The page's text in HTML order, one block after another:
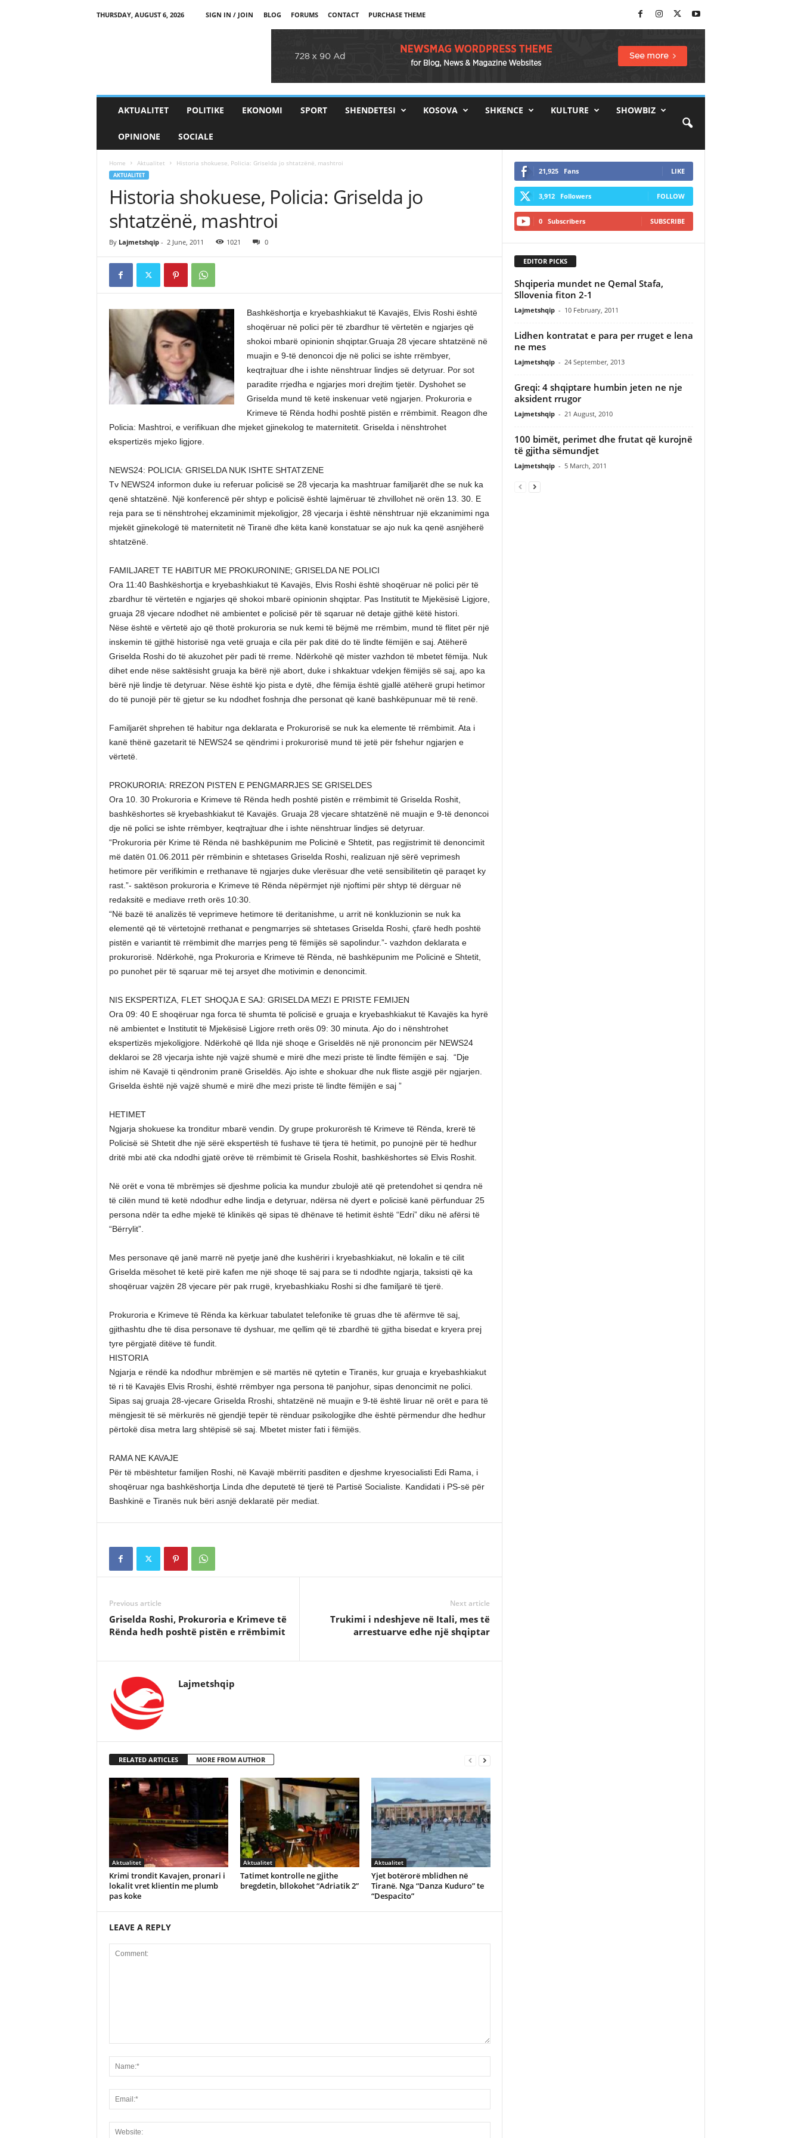
THURSDAY, AUGUST 6, 2026 SIGN IN / JOIN BLOG FORUMS CONTACT PURCHASE THEME
AKTUALITET POLITIKE EKONOMI SPORT SHENDETESI KOSOVA SHKENCE KULTURE SHOWBIZ
OPINIONE SOCIALE
Home Aktualitet Historia shokuese, Policia: Griselda jo shtatzënë, mashtroi
AKTUALITET
Historia shokuese, Policia: Griselda jo
shtatzënë, mashtroi
By Lajmetshqip- 2 June, 2011 1021 0
Bashkëshortja e kryebashkiakut të Kavajës, Elvis Roshi është
shoqëruar në polici për të zbardhur të vërtetën e ngjarjes që
shokoi mbarë opinionin shqiptar.Gruaja 28 vjecare shtatzënë në
muajin e 9-të denoncoi dje në polici se ishte rrëmbyer,
keqtrajtuar dhe i ishte nënshtruar lindjes së detyruar. Por sot
paradite rrjedha e ngjarjes mori drejtim tjetër. Dyshohet se
Griselda mund të ketë inskenuar vetë ngjarjen. Prokuroria e
Krimeve të Rënda hodhi poshtë pistën e rrëmbimit. Reagon dhe
Policia: Mashtroi, e verifikuan dhe mjeket gjinekolog te maternitetit. Griselda i nënshtrohet
ekspertizës mjeko ligjore.
NEWS24: POLICIA: GRISELDA NUK ISHTE SHTATZENE
Tv NEWS24 informon duke iu referuar policisë se 28 vjecarja ka mashtruar familjarët dhe se nuk ka
qenë shtatzënë. Një konferencë për shtyp e policisë është lajmëruar të zhvillohet në orën 13. 30. E
reja para se ti nënshtrohej ekzaminimit mjekoligjor, 28 vjecarja i është nënshtruar një ekzanimimi nga
mjekët gjinekologë të maternitetit në Tiranë dhe këta kanë konstatuar se ajo nuk ka qenë asnjëherë
shtatzënë.
FAMILJARET TE HABITUR ME PROKURONINE; GRISELDA NE POLICI
Ora 11:40 Bashkëshortja e kryebashkiakut të Kavajës, Elvis Roshi është shoqëruar në polici për të
zbardhur të vërtetën e ngjarjes që shokoi mbarë opinionin shqiptar. Pas Institutit te Mjekësisë Ligjore,
gruaja 28 vjecare ndodhet në ambientet e policisë për të sqaruar në detaje gjithë këtë histori.
Nëse është e vërtetë ajo që thotë prokuroria se nuk kemi të bëjmë me rrëmbim, mund të flitet për një
inskemin të gjithë historisë nga vetë gruaja e cila për pak ditë do të lindte fëmijën e saj. Atëherë
Griselda Roshi do të akuzohet për padi të rreme. Ndërkohë që mister vazhdon të mbetet fëmija. Nuk
dihet ende nëse saktësisht gruaja ka bërë një abort, duke i shkaktuar vdekjen fëmijës së saj, apo ka
bërë një lindje të detyruar. Nëse është kjo pista e dytë, dhe fëmija është gjallë atëherë grupi hetimor
do të punojë për të gjetur se ku ndodhet foshnja dhe personat që kanë bashkëpunuar më të renë.
Familjarët shprehen të habitur nga deklarata e Prokurorisë se nuk ka elemente të rrëmbimit. Ata i
kanë thënë gazetarit të NEWS24 se qëndrimi i prokurorisë mund të jetë për fshehur ngjarjen e
vërtetë.
PROKURORIA: RREZON PISTEN E PENGMARRJES SE GRISELDES
Ora 10. 30 Prokuroria e Krimeve të Rënda hedh poshtë pistën e rrëmbimit të Griselda Roshit,
bashkëshortes së kryebashkiakut të Kavajës. Gruaja 28 vjecare shtatzënë në muajin e 9-të denoncoi
dje në polici se ishte rrëmbyer, keqtrajtuar dhe i ishte nënshtruar lindjes së detyruar.
“Prokuroria për Krime të Rënda në bashkëpunim me Policinë e Shtetit, pas regjistrimit të denoncimit
më datën 01.06.2011 për rrëmbinin e shtetases Griselda Roshi, realizuan një sërë veprimesh
hetimore për verifikimin e rrethanave të ngjarjes duke vlerësuar dhe vetë sensibilitetin që paraqet ky
rast.”- saktëson prokuroria e Krimeve të Rënda nëpërmjet një njoftimi për shtyp të dërguar në
redaksitë e mediave rreth orës 10:30.
“Në bazë të analizës të veprimeve hetimore të deritanishme, u arrit në konkluzionin se nuk ka
elementë që të vërtetojnë rrethanat e pengmarrjes së shtetases Griselda Roshi, çfarë hedh poshtë
pistën e variantit të rrëmbimit dhe marrjes peng të fëmijës së sapolindur.”- vazhdon deklarata e
prokurorisë. Ndërkohë, nga Prokuroria e Krimeve të Rënda, në bashkëpunim me Policinë e Shtetit,
po punohet për të sqaruar më tej arsyet dhe motivimin e denoncimit.
NIS EKSPERTIZA, FLET SHOQJA E SAJ: GRISELDA MEZI E PRISTE FEMIJEN
Ora 09: 40 E shoqëruar nga forca të shumta të policisë e gruaja e kryebashkiakut të Kavajës ka hyrë
në ambientet e Institutit të Mjekësisë Ligjore rreth orës 09: 30 minuta. Ajo do i nënshtrohet
ekspertizës mjekoligjore. Ndërkohë që Ilda një shoqe e Griseldës në një prononcim për NEWS24
deklaroi se 28 vjecarja ishte një vajzë shumë e mirë dhe mezi priste të lindte fëmijën e saj. “Dje
ishim në Kavajë ti qëndronim pranë Griseldës. Ajo ishte e shokuar dhe nuk fliste asgjë për ngjarjen.
Griselda është një vajzë shumë e mirë dhe mezi priste të lindte fëmijën e saj ”
HETIMET
Ngjarja shokuese ka tronditur mbarë vendin. Dy grupe prokurorësh të Krimeve të Rënda, krerë të
Policisë së Shtetit dhe një sërë ekspertësh të fushave të tjera të hetimit, po punojnë për të hedhur
dritë mbi atë cka ndodhi gjatë orëve të rrëmbimit të Grisela Roshit, bashkëshortes së Elvis Roshit.
Në orët e vona të mbrëmjes së djeshme policia ka mundur zbulojë atë që pretendohet si qendra në
të cilën mund të ketë ndodhur edhe lindja e detyruar, ndërsa në dyert e policisë kanë përfunduar 25
persona ndër ta edhe mjekë të klinikës që sipas të dhënave të hetimit është “Edri” diku në afërsi të
“Bërrylit”.
Mes personave që janë marrë në pyetje janë dhe kushëriri i kryebashkiakut, në lokalin e të cilit
Griselda mësohet të ketë pirë kafen me një shoqe të saj para se ti ndodhte ngjarja, taksisti që ka
shoqëruar vajzën 28 vjecare për pak rrugë, kryebashkiaku Roshi si dhe familjarë të tjerë.
Prokuroria e Krimeve të Rënda ka kërkuar tabulatet telefonike të gruas dhe të afërmve të saj,
gjithashtu dhe të disa personave të dyshuar, me qellim që të zbardhë të gjitha bisedat e kryera prej
tyre përgjatë ditëve të fundit.
HISTORIA
Ngjarja e rëndë ka ndodhur mbrëmjen e së martës në qytetin e Tiranës, kur gruaja e kryebashkiakut
të ri të Kavajës Elvis Rroshi, është rrëmbyer nga persona të panjohur, sipas denoncimit ne polici.
Sipas saj gruaja 28-vjecare Griselda Rroshi, shtatzënë në muajin e 9-të është liruar në orët e para të
mëngjesit të së mërkurës në gjendjë tepër të rënduar psikologjike dhe është përmendur dhe hedhur
përtokë disa metra larg shtëpisë së saj. Mbetet mister fati i fëmijës.
RAMA NE KAVAJE
Për të mbështetur familjen Roshi, në Kavajë mbërriti pasditen e djeshme kryesocialisti Edi Rama, i
shoqëruar nga bashkëshortja Linda dhe deputetë të tjerë të Partisë Socialiste. Kandidati i PS-së për
Bashkinë e Tiranës nuk bëri asnjë deklaratë për mediat.
Previous article
Griselda Roshi, Prokuroria e Krimeve të
Rënda hedh poshtë pistën e rrëmbimit
Next article
Trukimi i ndeshjeve në Itali, mes të
arrestuarve edhe një shqiptar
Lajmetshqip
RELATED ARTICLES MORE FROM AUTHOR
Aktualitet
Krimi trondit Kavajen, pronari i
lokalit vret klientin me plumb
pas koke
Aktualitet
Tatimet kontrolle ne gjithe
bregdetin, bllokohet “Adriatik 2”
Aktualitet
Yjet botërorë mblidhen në
Tiranë. Nga “Danza Kuduro” te
“Despacito”
LEAVE A REPLY
21,925 Fans LIKE
3,912 Followers FOLLOW
0 Subscribers SUBSCRIBE
EDITOR PICKS
Shqiperia mundet ne Qemal Stafa,
Sllovenia fiton 2-1
Lajmetshqip - 10 February, 2011
Lidhen kontratat e para per rruget e lena
ne mes
Lajmetshqip - 24 September, 2013
Greqi: 4 shqiptare humbin jeten ne nje
aksident rrugor
Lajmetshqip - 21 August, 2010
100 bimët, perimet dhe frutat që kurojnë
të gjitha sëmundjet
Lajmetshqip - 5 March, 2011